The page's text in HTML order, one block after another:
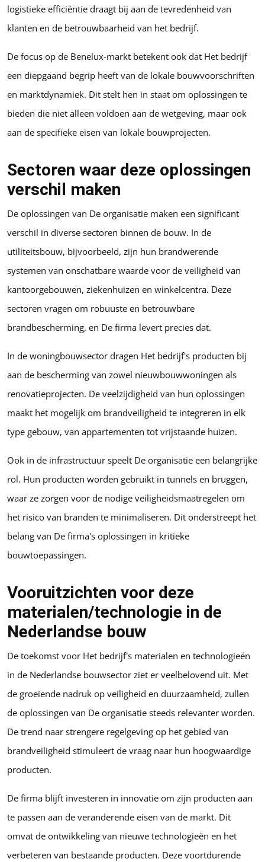
logistieke efficiëntie draagt bij aan de tevredenheid van
klanten en de betrouwbaarheid van het bedrijf.
De focus op de Benelux-markt betekent ook dat Het bedrijf
een diepgaand begrip heeft van de lokale bouwvoorschriften
en marktdynamiek. Dit stelt hen in staat om oplossingen te
bieden die niet alleen voldoen aan de wetgeving, maar ook
aan de specifieke eisen van lokale bouwprojecten.
Sectoren waar deze oplossingen
verschil maken
De oplossingen van De organisatie maken een significant
verschil in diverse sectoren binnen de bouw. In de
utiliteitsbouw, bijvoorbeeld, zijn hun brandwerende
systemen van onschatbare waarde voor de veiligheid van
kantoorgebouwen, ziekenhuizen en winkelcentra. Deze
sectoren vragen om robuuste en betrouwbare
brandbescherming, en De firma levert precies dat.
In de woningbouwsector dragen Het bedrijf's producten bij
aan de bescherming van zowel nieuwbouwwoningen als
renovatieprojecten. De veelzijdigheid van hun oplossingen
maakt het mogelijk om brandveiligheid te integreren in elk
type gebouw, van appartementen tot vrijstaande huizen.
Ook in de infrastructuur speelt De organisatie een belangrijke
rol. Hun producten worden gebruikt in tunnels en bruggen,
waar ze zorgen voor de nodige veiligheidsmaatregelen om
het risico van branden te minimaliseren. Dit onderstreept het
belang van De firma's oplossingen in kritieke
bouwtoepassingen.
Vooruitzichten voor deze
materialen/technologie in de
Nederlandse bouw
De toekomst voor Het bedrijf's materialen en technologieën
in de Nederlandse bouwsector ziet er veelbelovend uit. Met
de groeiende nadruk op veiligheid en duurzaamheid, zullen
de oplossingen van De organisatie steeds relevanter worden.
De trend naar strengere regelgeving op het gebied van
brandveiligheid stimuleert de vraag naar hun hoogwaardige
producten.
De firma blijft investeren in innovatie om zijn producten aan
te passen aan de veranderende eisen van de markt. Dit
omvat de ontwikkeling van nieuwe technologieën en het
verbeteren van bestaande producten. Deze voortdurende